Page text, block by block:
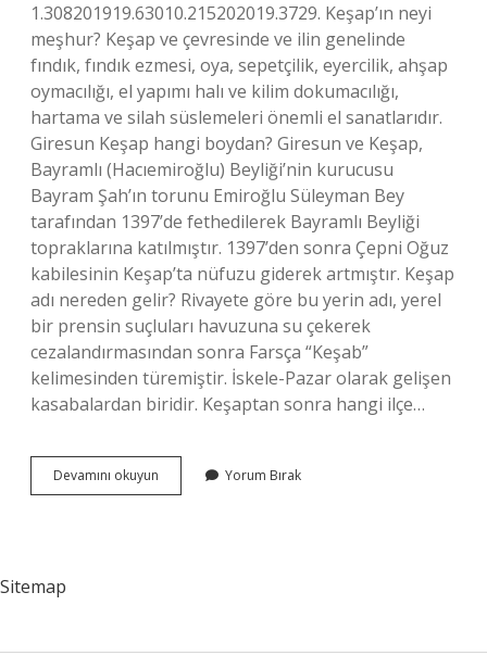
1.308201919.63010.215202019.3729. Keşap’ın neyi
meşhur? Keşap ve çevresinde ve ilin genelinde
fındık, fındık ezmesi, oya, sepetçilik, eyercilik, ahşap
oymacılığı, el yapımı halı ve kilim dokumacılığı,
hartama ve silah süslemeleri önemli el sanatlarıdır.
Giresun Keşap hangi boydan? Giresun ve Keşap,
Bayramlı (Hacıemiroğlu) Beyliği’nin kurucusu
Bayram Şah’ın torunu Emiroğlu Süleyman Bey
tarafından 1397’de fethedilerek Bayramlı Beyliği
topraklarına katılmıştır. 1397’den sonra Çepni Oğuz
kabilesinin Keşap’ta nüfuzu giderek artmıştır. Keşap
adı nereden gelir? Rivayete göre bu yerin adı, yerel
bir prensin suçluları havuzuna su çekerek
cezalandırmasından sonra Farsça “Keşab”
kelimesinden türemiştir. İskele-Pazar olarak gelişen
kasabalardan biridir. Keşaptan sonra hangi ilçe…
Devamını okuyun
In
Yorum Bırak
Sitemap